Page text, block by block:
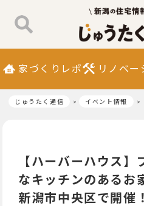
家づくりレポ リノベー
じゅうたく通信 イベント情報
【ハーバーハウス
なキッチンのあるお
新潟市中央区で開催！